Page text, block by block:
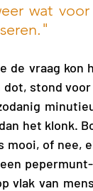
wat
de vraag kon
stond
het klonk.
mooi, of nee,
vlak van